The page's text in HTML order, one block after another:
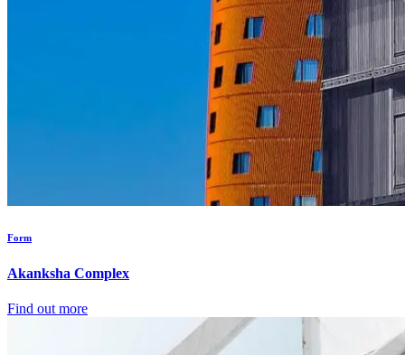
Form
Akanksha Complex
Find out more